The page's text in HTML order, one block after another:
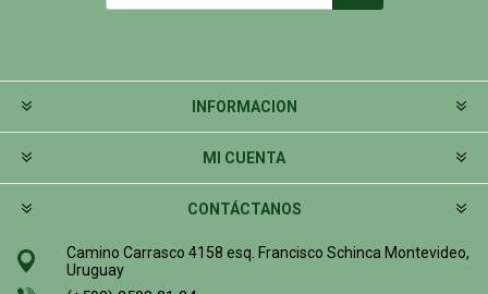
INFORMACION
MI CUENTA
CONTÁCTANOS
Camino Carrasco 4158 esq. Francisco Schinca Montevideo,
Uruguay